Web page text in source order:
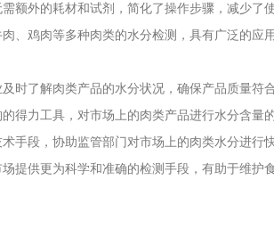
额外的耗材和试剂，简化了操作步骤，减少了使
、鸡肉等多种肉类的水分检测，具有广泛的应用
时了解肉类产品的水分状况，确保产品质量符合
得力工具，对市场上的肉类产品进行水分含量
手段，协助监管部门对市场上的肉类水分进行
提供更为科学和准确的检测手段，有助于维护